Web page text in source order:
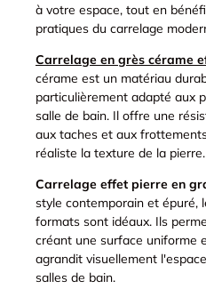
à votre espace, tout en
pratiques du carrelage
Carrelage en grès cérame
cérame est un matériau
particulièrement adapté aux
salle de bain. Il offre une
aux taches et aux
réaliste la texture de la pierre.
Carrelage effet pierre en
style contemporain et épuré,
formats sont idéaux. Ils
créant une surface uniforme
agrandit visuellement
salles de bain.